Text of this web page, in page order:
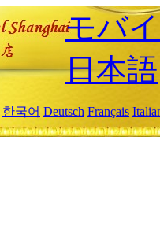
モバ
日本語
한국어 Deutsch Français